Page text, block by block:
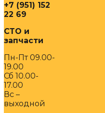
+7 (951) 152
22 69
СТО и
запчасти
Пн-Пт 09.00-
19.00
Сб 10.00-
17.00
Вс –
выходной